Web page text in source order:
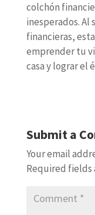
colchón
inesperados. Al
financieras,
emprender tu
casa y lograr el
Submit a
Your email
Required fields